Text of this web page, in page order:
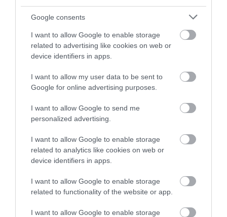
Google consents
I want to allow Google to enable storage
related to advertising like cookies on web or
device identifiers in apps.
I want to allow my user data to be sent to
Google for online advertising purposes.
I want to allow Google to send me
personalized advertising.
I want to allow Google to enable storage
related to analytics like cookies on web or
device identifiers in apps.
I want to allow Google to enable storage
related to functionality of the website or app.
I want to allow Google to enable storage
KIRÁNDULÁS A
GYÓGYNÖVÉNYKERTBE ÉS
PANNONHALMI FŐAPÁTSÁG
PINCÉSZETÉBE
KIRÁNDULÁS A RAVAZDI
APÁTSÁG HABOS OLDALÁRA
A JÉG ALATT NEM ÜRESSÉG
HÚZÓDIK KELET-ANTARKTISZ